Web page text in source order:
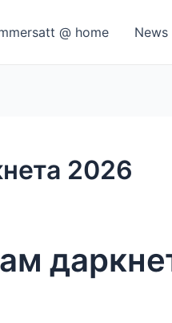
@ home News
2026